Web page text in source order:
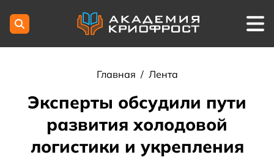
Главная / Лента
Эксперты обсудили пути
развития холодовой
логистики и укрепления